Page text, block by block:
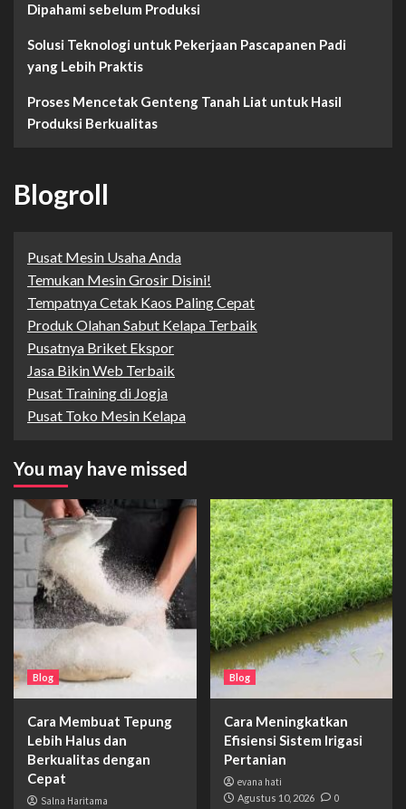
Dipahami sebelum Produksi
Solusi Teknologi untuk Pekerjaan Pascapanen Padi
yang Lebih Praktis
Proses Mencetak Genteng Tanah Liat untuk Hasil
Produksi Berkualitas
Blogroll
Pusat Mesin Usaha Anda
Temukan Mesin Grosir Disini!
Tempatnya Cetak Kaos Paling Cepat
Produk Olahan Sabut Kelapa Terbaik
Pusatnya Briket Ekspor
Jasa Bikin Web Terbaik
Pusat Training di Jogja
Pusat Toko Mesin Kelapa
You may have missed
Blog
Cara Membuat Tepung
Lebih Halus dan
Berkualitas dengan
Cepat
Salna Haritama
Blog
Cara Meningkatkan
Efisiensi Sistem Irigasi
Pertanian
evana hati
Agustus 10, 2026 0